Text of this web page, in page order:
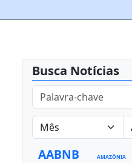
Busca Notícias
AABNB AMAZÔNIA